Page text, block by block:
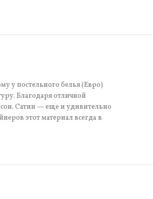
у постельного белья (Евро)
Благодаря отличной
Сатин — еще и удивительно
этот материал всегда в